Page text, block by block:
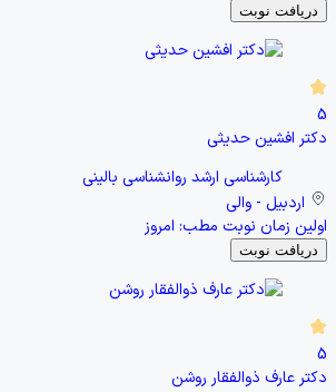
دریافت نوبت
5
دکتر افشین حدیثی
کارشناسی ارشد روانشناسی بالینی
اردبیل - والی
اولین زمان نوبت مطب: امروز
دریافت نوبت
5
دکتر عارف ذوالفقار روشن